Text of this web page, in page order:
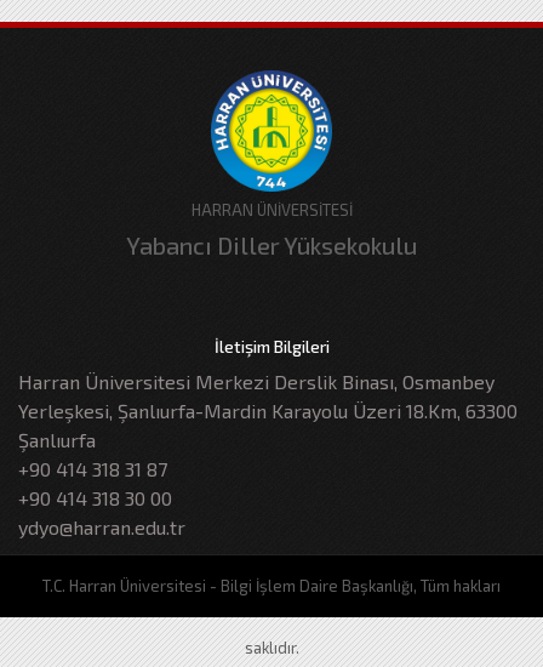
HARRAN ÜNİVERSİTESİ
Yabancı Diller Yüksekokulu
İletişim Bilgileri
Harran Üniversitesi Merkezi Derslik Binası, Osmanbey
Yerleşkesi, Şanlıurfa-Mardin Karayolu Üzeri 18.Km, 63300
Şanlıurfa
+90 414 318 31 87
+90 414 318 30 00
ydyo@harran.edu.tr
T.C. Harran Üniversitesi - Bilgi İşlem Daire Başkanlığı, Tüm hakları
saklıdır.